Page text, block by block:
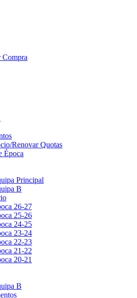
Compra
Renovar Quotas
Época
Principal
B
26-27
25-26
24-25
23-24
22-23
21-22
20-21
B